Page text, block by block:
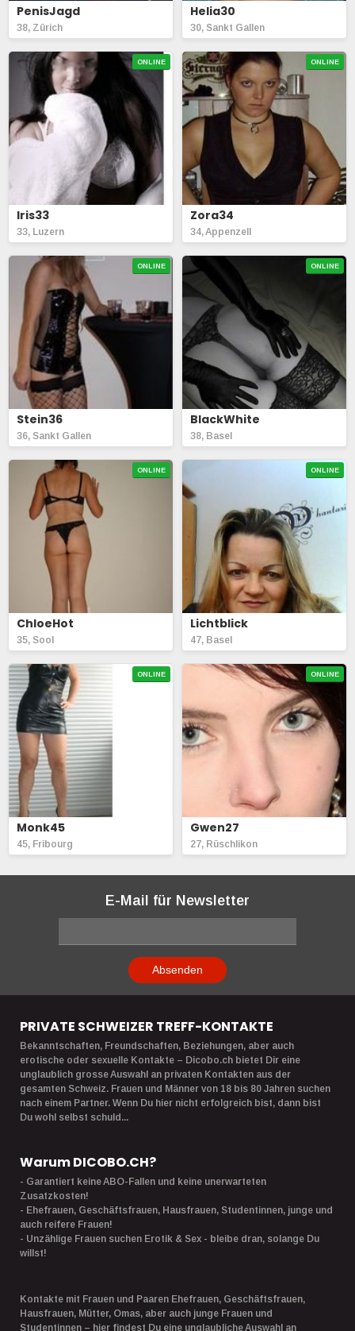
PenisJagd
38, Zürich
Helia30
30, Sankt Gallen
ONLINE
Iris33
33, Luzern
ONLINE
Zora34
34, Appenzell
ONLINE
Stein36
36, Sankt Gallen
ONLINE
BlackWhite
38, Basel
ONLINE
ChloeHot
35, Sool
ONLINE
Lichtblick
47, Basel
ONLINE
Monk45
45, Fribourg
ONLINE
Gwen27
27, Rüschlikon
E-Mail für Newsletter
Absenden
PRIVATE SCHWEIZER TREFF-KONTAKTE
Bekanntschaften, Freundschaften, Beziehungen, aber auch
erotische oder sexuelle Kontakte – Dicobo.ch bietet Dir eine
unglaublich grosse Auswahl an privaten Kontakten aus der
gesamten Schweiz. Frauen und Männer von 18 bis 80 Jahren suchen
nach einem Partner. Wenn Du hier nicht erfolgreich bist, dann bist
Du wohl selbst schuld...
Warum DICOBO.CH?
- Garantiert keine ABO-Fallen und keine unerwarteten
Zusatzkosten!
- Ehefrauen, Geschäftsfrauen, Hausfrauen, Studentinnen, junge und
auch reifere Frauen!
- Unzählige Frauen suchen Erotik & Sex - bleibe dran, solange Du
willst!
Kontakte mit Frauen und Paaren Ehefrauen, Geschäftsfrauen,
Hausfrauen, Mütter, Omas, aber auch junge Frauen und
Studentinnen – hier findest Du eine unglaubliche Auswahl an